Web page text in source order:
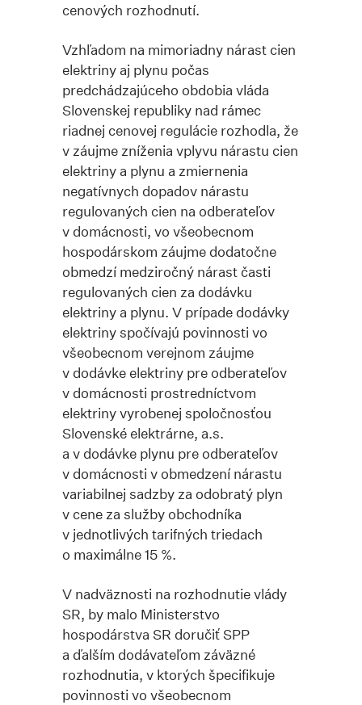
cenových rozhodnutí.
Vzhľadom na mimoriadny nárast cien
elektriny aj plynu počas
predchádzajúceho obdobia vláda
Slovenskej republiky nad rámec
riadnej cenovej regulácie rozhodla, že
v záujme zníženia vplyvu nárastu cien
elektriny a plynu a zmiernenia
negatívnych dopadov nárastu
regulovaných cien na odberateľov
v domácnosti, vo všeobecnom
hospodárskom záujme dodatočne
obmedzí medziročný nárast časti
regulovaných cien za dodávku
elektriny a plynu. V prípade dodávky
elektriny spočívajú povinnosti vo
všeobecnom verejnom záujme
v dodávke elektriny pre odberateľov
v domácnosti prostredníctvom
elektriny vyrobenej spoločnosťou
Slovenské elektrárne, a.s.
a v dodávke plynu pre odberateľov
v domácnosti v obmedzení nárastu
variabilnej sadzby za odobratý plyn
v cene za služby obchodníka
v jednotlivých tarifných triedach
o maximálne 15 %.
V nadväznosti na rozhodnutie vlády
SR, by malo Ministerstvo
hospodárstva SR doručiť SPP
a ďalším dodávateľom záväzné
rozhodnutia, v ktorých špecifikuje
povinnosti vo všeobecnom